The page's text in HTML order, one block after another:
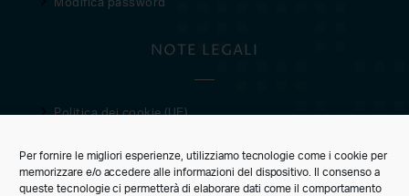
Per fornire le migliori esperienze, utilizziamo tecnologie come i cookie per
memorizzare e/o accedere alle informazioni del dispositivo. Il consenso a
queste tecnologie ci permetterà di elaborare dati come il comportamento
Modifica password
NOTE LEGALI
Politica dei cookie (UE)
Condizioni di vendita